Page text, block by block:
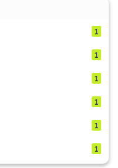
1
1
1
1
1
1